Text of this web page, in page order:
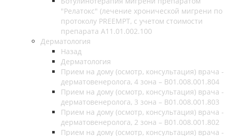
"Релатокс" (лечение хронической мигрени по
протоколу PREEMPT, с учетом стоимости
препарата А11.01.002.100
Дерматология
Назад
Дерматология
Прием на дому (осмотр, консультация) врача -
дерматовенеролога, 4 зона – B01.008.001.804
Прием на дому (осмотр, консультация) врача -
дерматовенеролога, 3 зона – B01.008.001.803
Прием на дому (осмотр, консультация) врача -
дерматовенеролога, 2 зона – B01.008.001.802
Прием на дому (осмотр, консультация) врача -